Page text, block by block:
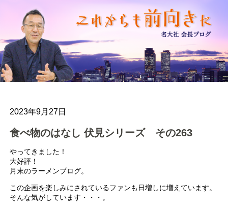
2023年9月27日
食べ物のはなし 伏見シリーズ その263
やってきました！
大好評！
月末のラーメンブログ。
この企画を楽しみにされているファンも日増しに増えています。
そんな気がしています・・・。